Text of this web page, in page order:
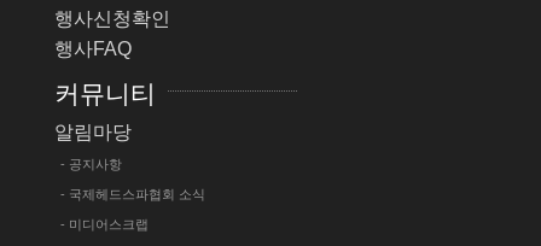
행사신청확인
행사FAQ
커뮤니티
알림마당
- 공지사항
- 국제헤드스파협회 소식
- 미디어스크랩